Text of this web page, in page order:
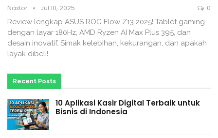
Naxtor Jul 10, 2025 0
Review lengkap ASUS ROG Flow Z13 2025! Tablet gaming
dengan layar 180Hz, AMD Ryzen AI Max Plus 395, dan
desain inovatif. Simak kelebihan, kekurangan, dan apakah
layak dibeli!
Recent Posts
10 Aplikasi Kasir Digital Terbaik untuk
Bisnis di Indonesia